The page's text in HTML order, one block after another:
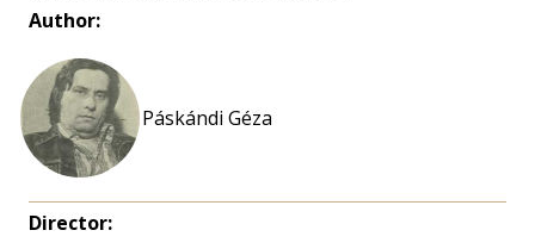
Author:
Páskándi Géza
Director: